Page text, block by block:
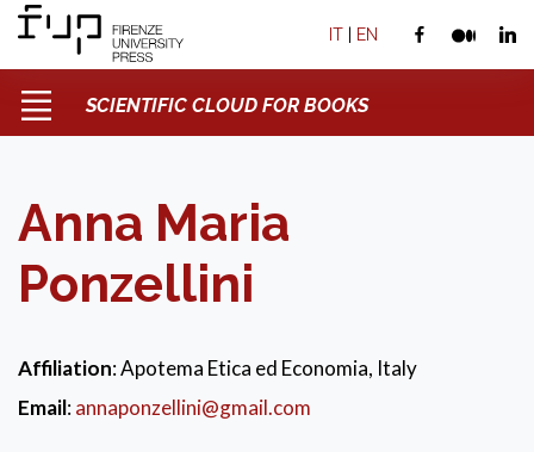
IT | EN
SCIENTIFIC CLOUD FOR BOOKS
Anna Maria
Ponzellini
Affiliation: Apotema Etica ed Economia, Italy
Email:annaponzellini@gmail.com